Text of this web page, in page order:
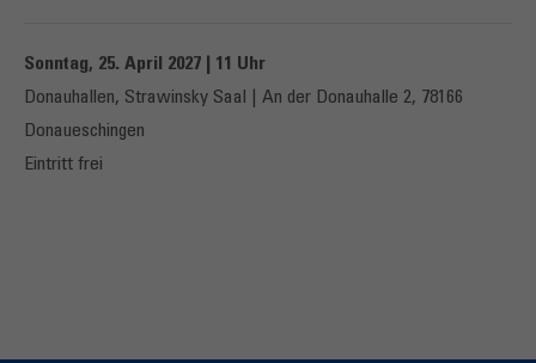
Sonntag, 25. April 2027 | 11 Uhr
Donauhallen, Strawinsky Saal | An der Donauhalle 2, 78166
Donaueschingen
Eintritt frei